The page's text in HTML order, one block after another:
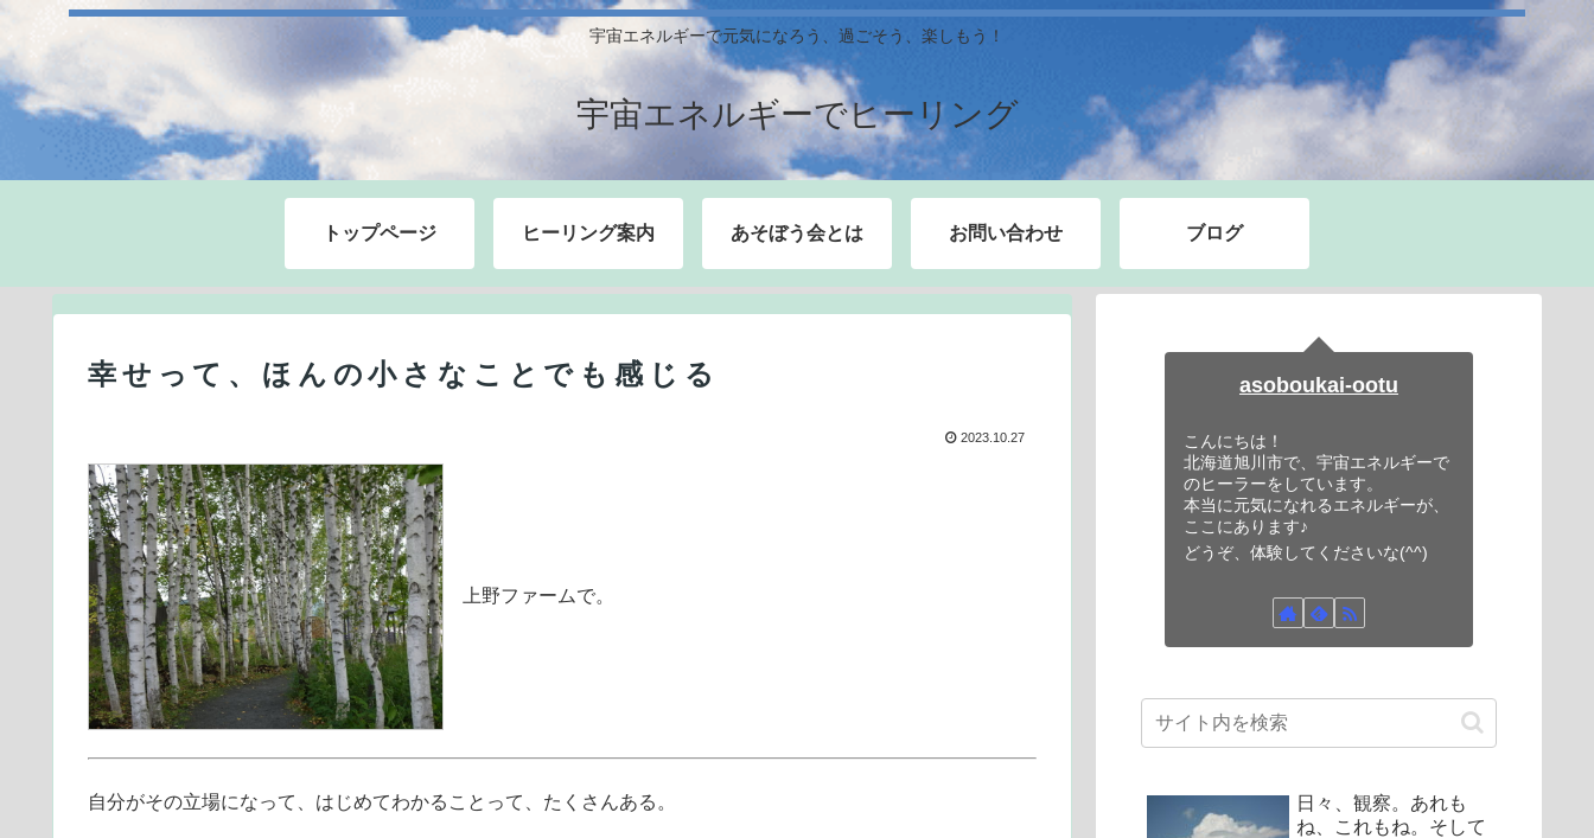
宇宙エネルギーで元気になろう、過ごそう、楽しもう！
宇宙エネルギーでヒーリング
トップページ ヒーリング案内 あそぼう会とは お問い合わせ ブログ
幸せって、ほんの小さなことでも感じる
2023.10.27
上野ファームで。
自分がその立場になって、はじめてわかることって、たくさんある。
asoboukai-ootu
こんにちは！
北海道旭川市で、宇宙エネルギーで
のヒーラーをしています。
本当に元気になれるエネルギーが、
ここにあります♪
どうぞ、体験してくださいな(^^)
日々、観察。あれも
ね、これもね。そして